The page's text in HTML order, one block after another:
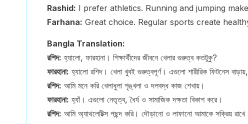
Rashid: I prefer athletics. Running and jumping
Farhana: Great choice. Regular sports create
Bangla Translation:
রশিদ: হ্যালো, ফারহানা। শিক্ষার্থীদের জীবনে খেলার গুরুত্ব কতটুকু?
ফারহানা: হ্যালো রশিদ। খেলা খুবই গুরুত্বপূর্ণ। এগুলো শারীরিক ফিটনেস
রশিদ: আমি মনে করি খেলাধুলা শৃঙ্খলা ও দলবদ্ধ কাজ শেখায়।
ফারহানা: হ্যাঁ। এগুলো নেতৃত্ব, ধৈর্য ও সামাজিক দক্ষতা বিকাশ করে।
রশিদ: আমি অ্যাথলেটিক্স পছন্দ করি। দৌড়ানো ও লাফানো আমাকে সক্রিয় রাখে।